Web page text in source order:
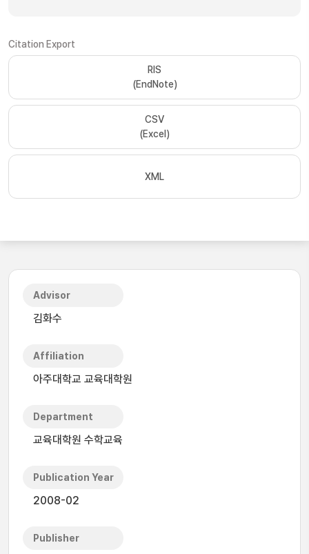
Citation Export
RIS
(EndNote)
CSV
(Excel)
XML
Advisor
김화수
Affiliation
아주대학교 교육대학원
Department
교육대학원 수학교육
Publication Year
2008-02
Publisher